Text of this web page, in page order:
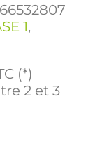
66532807
1,
(*)
2 et 3